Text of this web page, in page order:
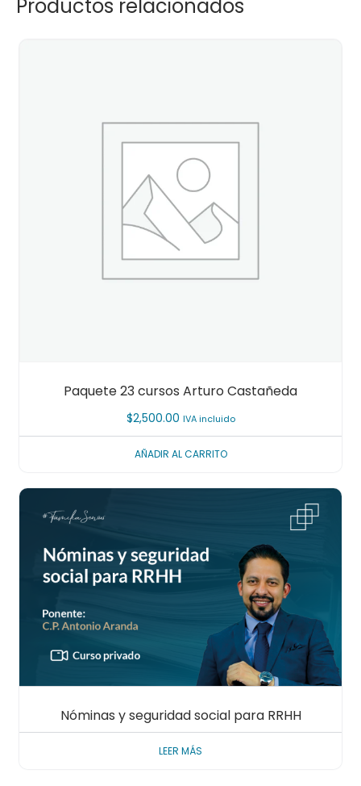
Productos relacionados
Paquete 23 cursos Arturo Castañeda
$2,500.00 IVA incluido
AÑADIR AL CARRITO
Nóminas y seguridad social para RRHH
LEER MÁS